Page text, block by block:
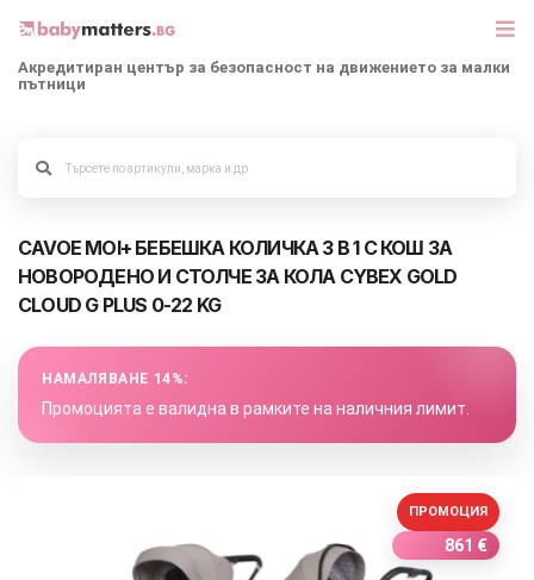
СЕДЛАЧКА ЗА КОЛА
КОРИ ЗА АВТОМОБИЛИ
РАЗХОДКА
БЕБЕТА МАРСПУЛАЛИ
Акредитиран център за безопасност на движението за малки
пътници
CAVOE MOI+ БЕБЕШКА КОЛИЧКА 3 В 1 С КОШ ЗА
НОВОРОДЕНО И СТОЛЧЕ ЗА КОЛА CYBEX GOLD
CLOUD G PLUS 0-22 KG
НАМАЛЯВАНЕ 14%:
Промоцията е валидна в рамките на наличния лимит.
ПРОМОЦИЯ
861 €